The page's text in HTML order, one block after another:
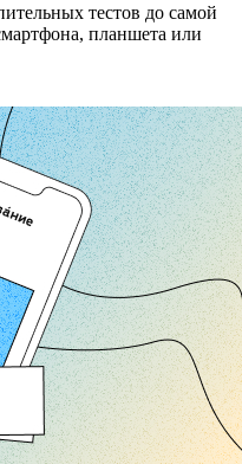
тестов до самой
планшета или